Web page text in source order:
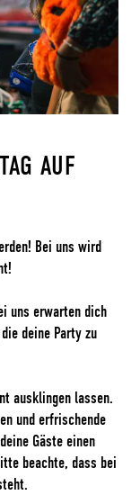
AUF
Bei uns wird
uns erwarten dich
deine Party zu
ausklingen lassen.
und erfrischende
Gäste einen
beachte, dass bei